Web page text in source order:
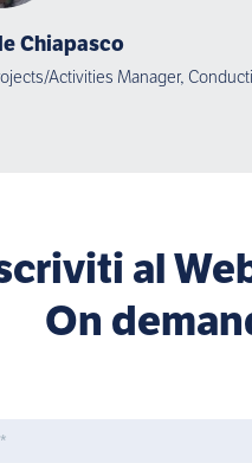
Chiapasco
Activities Manager,
al
On